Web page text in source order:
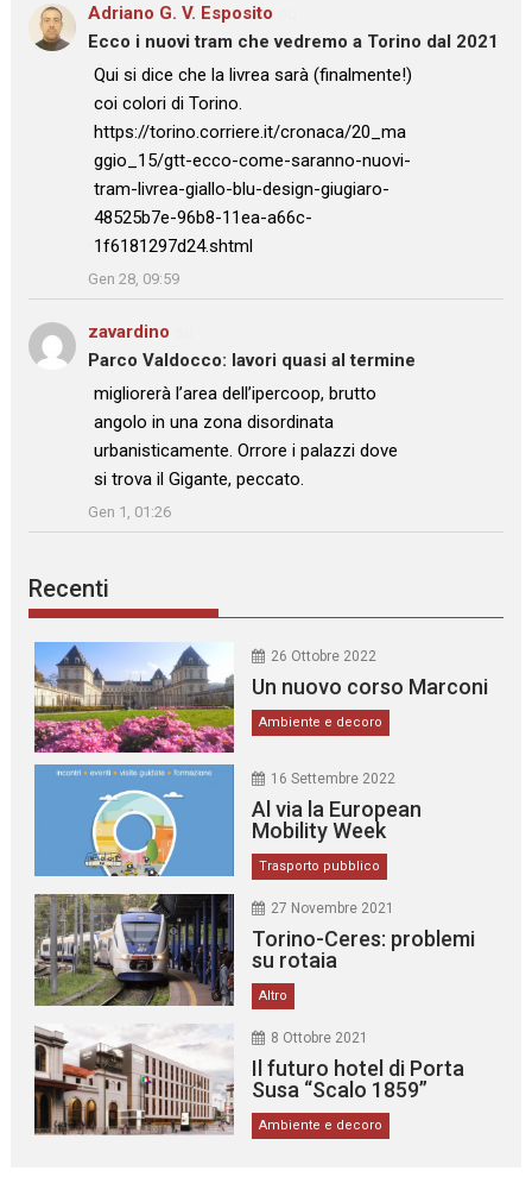
Adriano G. V. Esposito
Ecco i nuovi tram che vedremo a Torino dal 2021
: “
Qui si dice che la livrea sarà (finalmente!)
coi colori di Torino.
https://torino.corriere.it/cronaca/20_ma
ggio_15/gtt-ecco-come-saranno-nuovi-
tram-livrea-giallo-blu-design-giugiaro-
48525b7e-96b8-11ea-a66c-
1f6181297d24.shtml
Gen 28, 09:59
zavardino
Parco Valdocco: lavori quasi al termine
: “
migliorerà l’area dell’ipercoop, brutto
angolo in una zona disordinata
urbanisticamente. Orrore i palazzi dove
si trova il Gigante, peccato.
”
Gen 1, 01:26
Recenti
26 Ottobre 2022
Un nuovo corso Marconi
Ambiente e decoro
16 Settembre 2022
Al via la European
Mobility Week
Trasporto pubblico
27 Novembre 2021
Torino-Ceres: problemi
su rotaia
Altro
8 Ottobre 2021
Il futuro hotel di Porta
Susa “Scalo 1859”
Ambiente e decoro